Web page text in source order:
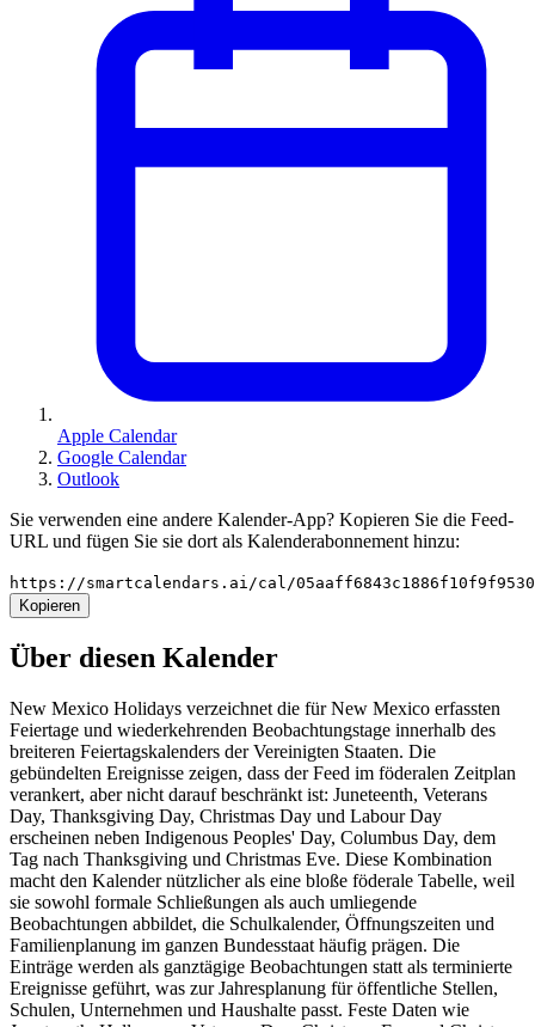
Apple Calendar
Google Calendar
Outlook
Sie verwenden eine andere Kalender-App? Kopieren Sie die Feed-
URL und fügen Sie sie dort als Kalenderabonnement hinzu:
https://smartcalendars.ai/cal/
Kopieren
Über diesen Kalender
New Mexico Holidays verzeichnet die für New Mexico erfassten
Feiertage und wiederkehrenden Beobachtungstage innerhalb des
breiteren Feiertagskalenders der Vereinigten Staaten. Die
gebündelten Ereignisse zeigen, dass der Feed im föderalen Zeitplan
verankert, aber nicht darauf beschränkt ist: Juneteenth, Veterans
Day, Thanksgiving Day, Christmas Day und Labour Day
erscheinen neben Indigenous Peoples' Day, Columbus Day, dem
Tag nach Thanksgiving und Christmas Eve. Diese Kombination
macht den Kalender nützlicher als eine bloße föderale Tabelle, weil
sie sowohl formale Schließungen als auch umliegende
Beobachtungen abbildet, die Schulkalender, Öffnungszeiten und
Familienplanung im ganzen Bundesstaat häufig prägen. Die
Einträge werden als ganztägige Beobachtungen statt als terminierte
Ereignisse geführt, was zur Jahresplanung für öffentliche Stellen,
Schulen, Unternehmen und Haushalte passt. Feste Daten wie